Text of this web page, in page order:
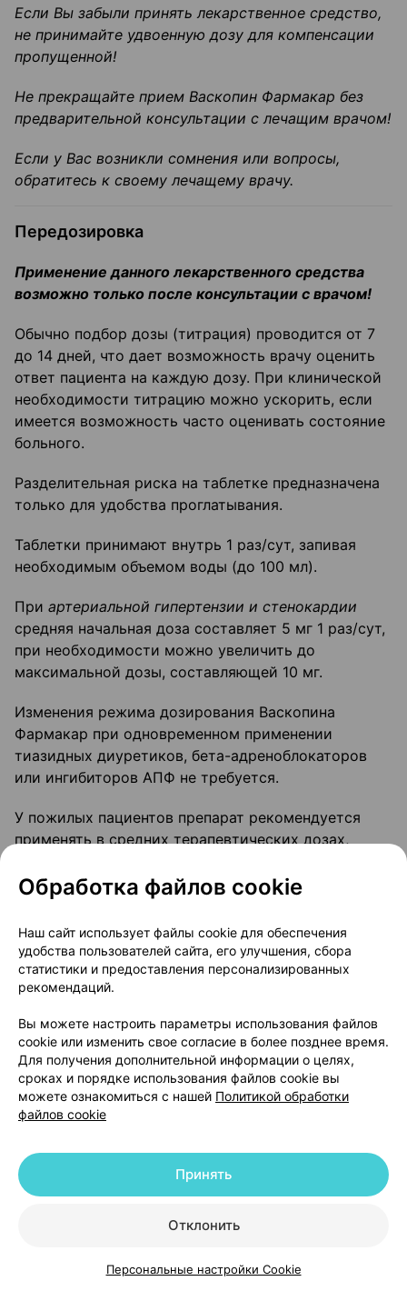
КаталогКорзинаИзбранноеПрофиль
Если Вы забыли принять лекарственное средство,
не принимайте удвоенную дозу для компенсации
пропущенной!
Не прекращайте прием Васкопин Фармакар без
предварительной консультации с лечащим врачом!
Если у Вас возникли сомнения или вопросы,
обратитесь к своему лечащему врачу.
Передозировка
Применение данного лекарственного средства
возможно только после консультации с врачом!
Обычно подбор дозы (титрация) проводится от 7
до 14 дней, что дает возможность врачу оценить
ответ пациента на каждую дозу. При клинической
необходимости титрацию можно ускорить, если
имеется возможность часто оценивать состояние
больного.
Разделительная риска на таблетке предназначена
только для удобства проглатывания.
Таблетки принимают внутрь 1 раз/сут, запивая
необходимым объемом воды (до 100 мл).
При артериальной гипертензии и стенокардии
средняя начальная доза составляет 5 мг 1 раз/сут,
при необходимости можно увеличить до
максимальной дозы, составляющей 10 мг.
Изменения режима дозирования Васкопина
Фармакар при одновременном применении
тиазидных диуретиков, бета-адреноблокаторов
или ингибиторов АПФ не требуется.
У пожилых пациентов препарат рекомендуется
применять в средних терапевтических дозах,
У больных с нарушениями функции печени,
несмотря на то что Т1/2 амлодипина, как и всех
блокаторов кальциевых каналов, увеличивается,
каких-либо изменений дозы препарата у данной
категории больных обычно не требуется.
При почечной недостаточности рекомендуется
применять Васкопин Фармакар в обычных дозах,
однако необходимо учитывать возможное
незначительное увеличение Т1/2. Амлодипин не
удаляется во время гемодиализа.
Если Вы забыли принять лекарственное средство,
не принимайте удвоенную дозу
пропущенной!
предварительной консультации с
лечащим врачом!
Обработка файлов cookie
Наш сайт использует файлы cookie для обеспечения
удобства пользователей сайта, его улучшения, сбора
статистики и предоставления персонализированных
рекомендаций.
Вы можете настроить параметры использования файлов
cookie или изменить свое согласие в более позднее время.
Для получения дополнительной информации о целях,
сроках и порядке использования файлов cookie вы
можете ознакомиться с нашей Политикой обработки
файлов cookie
Отклонить
Принять
Персональные настройки Cookie